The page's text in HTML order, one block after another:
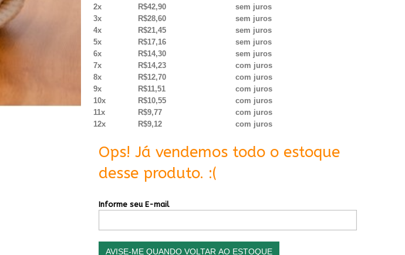
2x
R$42,90
sem juros
3x
R$28,60
sem juros
4x
R$21,45
sem juros
5x
R$17,16
sem juros
6x
R$14,30
sem juros
7x
R$14,23
com juros
8x
R$12,70
com juros
9x
R$11,51
com juros
10x
R$10,55
com juros
11x
R$9,77
com juros
12x
R$9,12 com juros
Ops! Já vendemos todo o estoque
desse produto. :(
Informe seu E-mail
AVISE-ME QUANDO VOLTAR AO ESTOQUE